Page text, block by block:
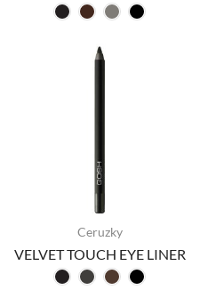
Ceruzky
VELVET TOUCH EYE LINER